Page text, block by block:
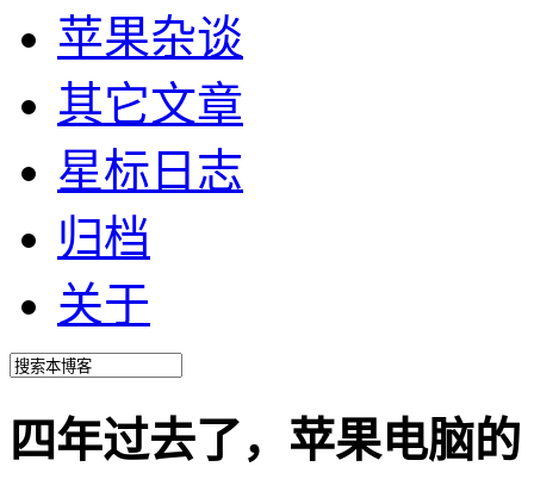
苹果杂谈
其它文章
星标日志
归档
关于
四年过去了，苹果电脑